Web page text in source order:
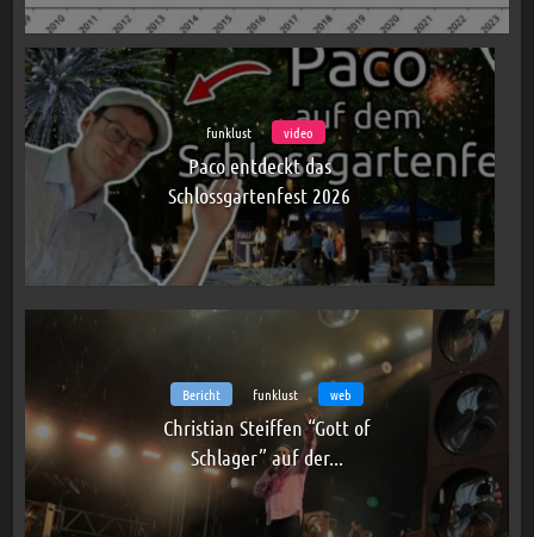
funklust video
Paco entdeckt das
Schlossgartenfest 2026
Bericht funklust web
Christian Steiffen “Gott of
Schlager” auf der...